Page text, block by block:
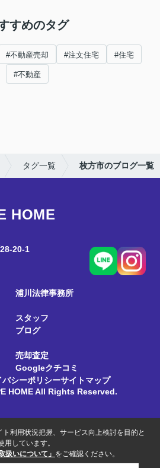
すめのタグ
#不動産売却 #注文住宅 #住宅
#不動産
タグ一覧 枚方市のブログ一覧
HOME
20-1
浦川法律事務所
スタッフ
ブログ
売却査定
Googleクチコミ
バシーポリシーサイトマップ
HOME All Rights Reserved.
利用状況把握、サービス向上検討を目的と
しています。
扱いについて」 をご確認ください。